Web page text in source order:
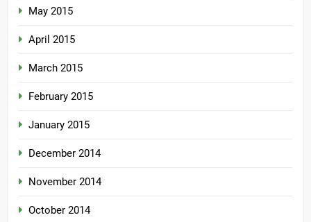
May 2015
April 2015
March 2015
February 2015
January 2015
December 2014
November 2014
October 2014